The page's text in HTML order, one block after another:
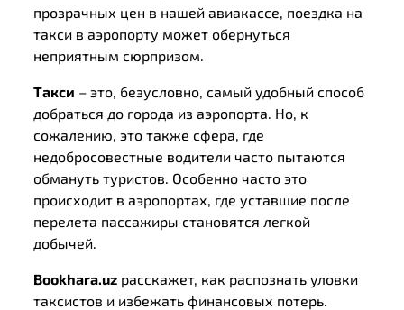
прозрачных цен в нашей авиакассе, поездка на
такси в аэропорту может обернуться
неприятным сюрпризом.
Такси – это, безусловно, самый удобный способ
добраться до города из аэропорта. Но, к
сожалению, это также сфера, где
недобросовестные водители часто пытаются
обмануть туристов. Особенно часто это
происходит в аэропортах, где уставшие после
перелета пассажиры становятся легкой
добычей.
Bookhara.uz расскажет, как распознать уловки
таксистов и избежать финансовых потерь.